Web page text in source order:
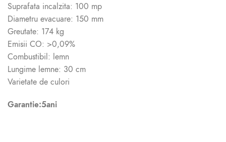
Suprafata incalzita: 100 mp
Diametru evacuare: 150 mm
Greutate: 174 kg
Emisii CO: >0,09%
Combustibil: lemn
Lungime lemne: 30 cm
Varietate de culori
Garantie:5ani